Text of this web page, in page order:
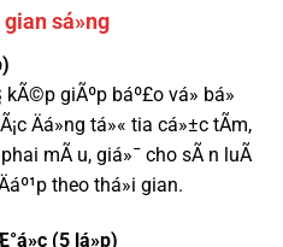
sá»ng
giÃºp báº£o vá» bá»
Äá»ng tá»« tia cá»±c tÃ­m,
phai mÃ u, giá»¯ cho sÃ n luÃ
theo thá»i gian.
(5 lá»p)